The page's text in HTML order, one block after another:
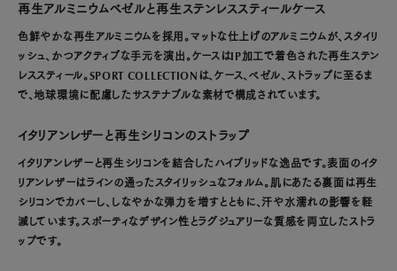
再生アルミニウムベゼルと再生ステンレススティールケース
色鮮やかな再生アルミニウムを採用。マットな仕上げのアルミニウムが、スタイリ
ッシュ、かつアクティブな手元を演出。ケースはIP加工で着色された再生ステン
レススティール。SPORT COLLECTIONは、ケース、ベゼル、ストラップに至るま
で、地球環境に配慮したサステナブルな素材で構成されています。
イタリアンレザーと再生シリコンのストラップ
イタリアンレザーと再生シリコンを結合したハイブリッドな逸品です。表面のイタ
リアンレザーはラインの通ったスタイリッシュなフォルム。肌にあたる裏面は再生
シリコンでカバーし、しなやかな弾力を増すとともに、汗や水濡れの影響を軽
減しています。スポーティなデザイン性とラグジュアリーな質感を両立したストラ
ップです。